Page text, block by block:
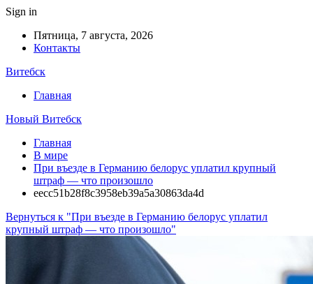
Sign in
Пятница, 7 августа, 2026
Контакты
Витебск
Главная
Новый Витебск
Главная
В мире
При въезде в Германию белорус уплатил крупный
штраф — что произошло
eecc51b28f8c3958eb39a5a30863da4d
Вернуться к "При въезде в Германию белорус уплатил
крупный штраф — что произошло"